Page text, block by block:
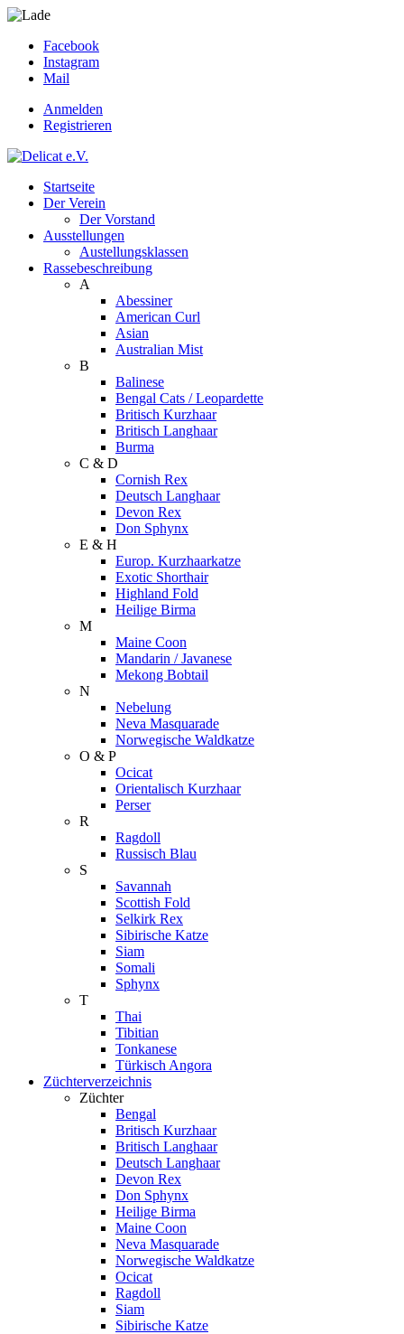
Facebook
Instagram
Mail
Anmelden
Registrieren
Startseite
Der Verein
Der Vorstand
Ausstellungen
Austellungsklassen
Rassebeschreibung
A
Abessiner
American Curl
Asian
Australian Mist
B
Balinese
Bengal Cats / Leopardette
Britisch Kurzhaar
Britisch Langhaar
Burma
C & D
Cornish Rex
Deutsch Langhaar
Devon Rex
Don Sphynx
E & H
Europ. Kurzhaarkatze
Exotic Shorthair
Highland Fold
Heilige Birma
M
Maine Coon
Mandarin / Javanese
Mekong Bobtail
N
Nebelung
Neva Masquarade
Norwegische Waldkatze
O & P
Ocicat
Orientalisch Kurzhaar
Perser
R
Ragdoll
Russisch Blau
S
Savannah
Scottish Fold
Selkirk Rex
Sibirische Katze
Siam
Somali
Sphynx
T
Thai
Tibitian
Tonkanese
Türkisch Angora
Züchterverzeichnis
Züchter
Bengal
Britisch Kurzhaar
Britisch Langhaar
Deutsch Langhaar
Devon Rex
Don Sphynx
Heilige Birma
Maine Coon
Neva Masquarade
Norwegische Waldkatze
Ocicat
Ragdoll
Siam
Sibirische Katze